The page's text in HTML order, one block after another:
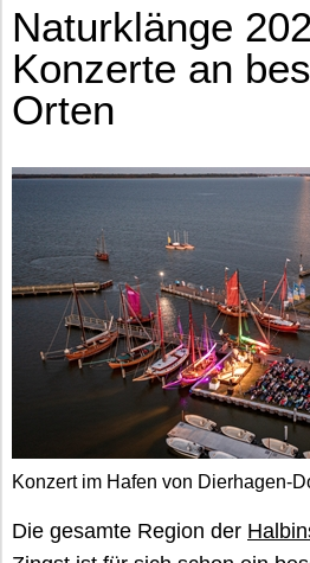
Naturklänge
Konzerte an
Orten
Konzert im Hafen von Dierhagen-
Die gesamte Region der